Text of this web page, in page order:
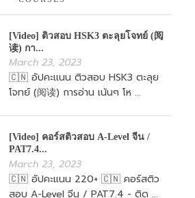
[Video] ติวสอบ HSK3 ตะลุยโจทย์ (阅
读) กา...
March 23, 2023
🇨🇳 อัปคะแนน ติวสอบ HSK3 ตะลุย
โจทย์ (阅读) การอ่าน เน้นๆ โห ...
[Video] คอร์สติวสอบ A-Level จีน /
PAT7.4...
March 23, 2023
🇨🇳 อัปคะแนน 220+ 🇨🇳 คอร์สติว
สอบ A-Level จีน / PAT7.4 - ติด ...